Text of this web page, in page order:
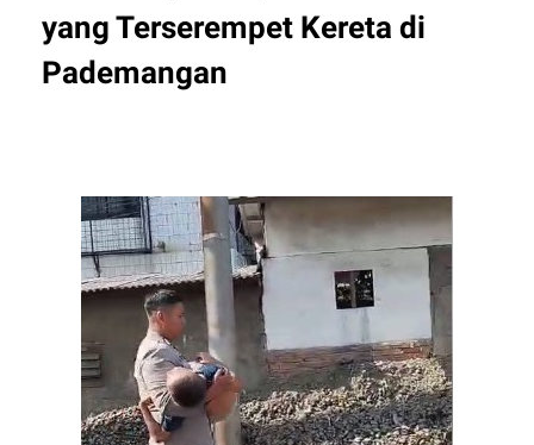
yang Terserempet Kereta di
Pademangan